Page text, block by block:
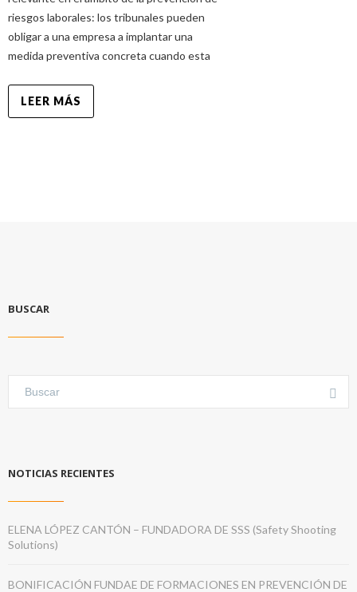
riesgos laborales: los tribunales pueden
obligar a una empresa a implantar una
medida preventiva concreta cuando esta
LEER MÁS
BUSCAR
NOTICIAS RECIENTES
ELENA LÓPEZ CANTÓN – FUNDADORA DE SSS (Safety Shooting
Solutions)
BONIFICACIÓN FUNDAE DE FORMACIONES EN PREVENCIÓN DE